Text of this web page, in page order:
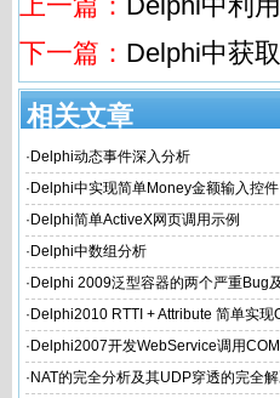
下一篇： Delphi中获
相关文章
· Delphi动态事件深入分析
· Delphi中实现简单Money金额输入控件
· Delphi简单ActiveX网页调用示例
· Delphi中数组分析
· Delphi 2009泛型容器的两个严重Bug
· Delphi2010 RTTI + Attribute 简单实现
· Delphi2007开发WebService调用
· NAT的完全分析及其UDP穿透的完全